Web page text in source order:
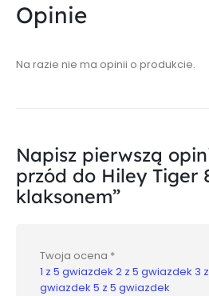
Opinie
Na razie nie ma opinii o produkcie.
Napisz pierwszą
przód do Hiley Tiger
klaksonem”
Twoja ocena *
1 z 5 gwiazdek 2 z 5 gwiazdek 3
gwiazdek 5 z 5 gwiazdek